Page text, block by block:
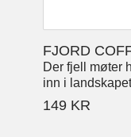
FJORD
Der fjell møter
inn i
149 KR